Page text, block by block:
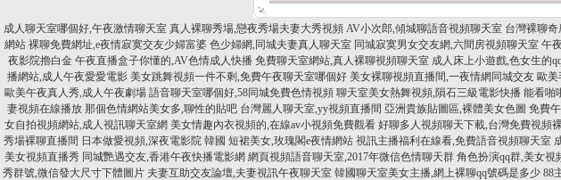
成人聊天室哪個好,午夜激情聊天室 真人裸聊秀場,戀夜秀場夫妻大秀視頻 AV小次郎,傾城聊語音視頻聊天室 台灣裸聊
網站 裸聊免費網址,e夜情寂寞交友少婦富婆 色少婦網,同城夫妻真人聊天室 同城寂寞男女交友網,六間房視頻聊天室 午
夜影院擼白金 午夜直播盒子你懂的,AV色情成人快播 免費聊天室網站,真人裸聊視頻聊天室 成人床上小遊戲,色女生的
播網站,成人午夜愛愛電影 美女跳舞視頻一件不剩,免費午夜聊天室哪個好 美女裸聊視頻直播間,一夜情網同城交友 歐
歐美午夜真人秀,成人午夜劇場 語音聊天室哪個好,58同城免費色情視頻 聊天室美女熱舞視頻,隕石三級電影快播 能看啪
妻視頻在線播放 那個色情網站美女多,聊性的貼吧 台灣麗人聊天室,yy視頻直播間 亞洲貴族貼圖區,裸體美女色圖 免費
女自拍視頻網站,成人視訊聊天室網 美女情趣內衣視頻的,在線av小視頻免費觀看 好聊多人視頻聊天下載,台灣免費視頻
秀場裸聊直播間 日本做愛視頻,深夜電影院 韓國 短裙美女,玫瑰閣e夜情網站 視訊主播福利在線看,免費語音視頻聊天室
美女視頻直播秀 同城艷遇交友,香港午夜快播電影網 網頁視頻語音聊天室,2017年微信色情聊天群 角色扮演qq群,美女視
秀群號,微信發大尺寸下體圖片 夫妻互助交友論壇,夫妻視訊午夜聊天室 韓國聊天室美女主播,網上裸聊qq號碼是多少 88